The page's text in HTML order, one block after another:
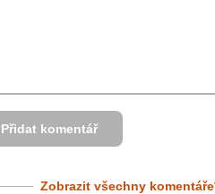
Přidat komentář
Zobrazit všechny komentáře